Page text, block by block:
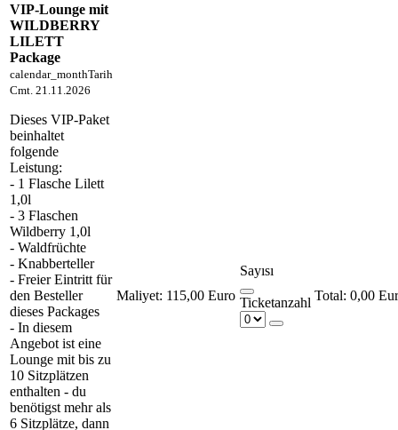
VIP-Lounge mit
WILDBERRY
LILETT
Package
calendar_monthTarih
Cmt. 21.11.2026
Dieses VIP-Paket
beinhaltet
folgende
Leistung:
- 1 Flasche Lilett
1,0l
- 3 Flaschen
Wildberry 1,0l
- Waldfrüchte
- Knabberteller
- Freier Eintritt für
den Besteller
dieses Packages
- In diesem
Angebot ist eine
Lounge mit bis zu
10 Sitzplätzen
enthalten - du
benötigst mehr als
6 Sitzplätze, dann
Maliyet: 115,00 Euro
Sayısı
Ticketanzahl 0,00